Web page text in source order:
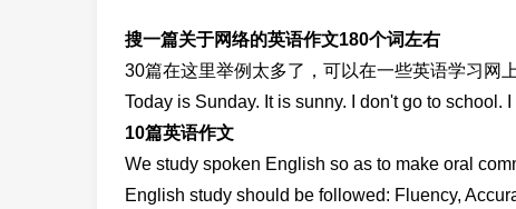
搜一篇关于网络的英语作文180个词左右
30篇在这里举例太多了，可以在一些英语学习网
Today is Sunday. It is sunny. I don't go to school. I
10篇英语作文
We study spoken English so as to make oral
English study should be followed: Fluency,